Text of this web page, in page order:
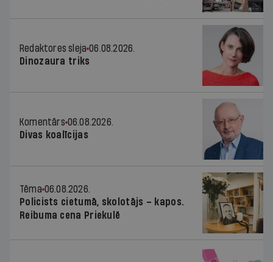
Redaktores sleja 06.08.2026.
Dinozaura triks
Komentārs 06.08.2026.
Divas koalīcijas
Tēma 06.08.2026.
Policists cietumā, skolotājs – kapos.
Reibuma cena Priekulē